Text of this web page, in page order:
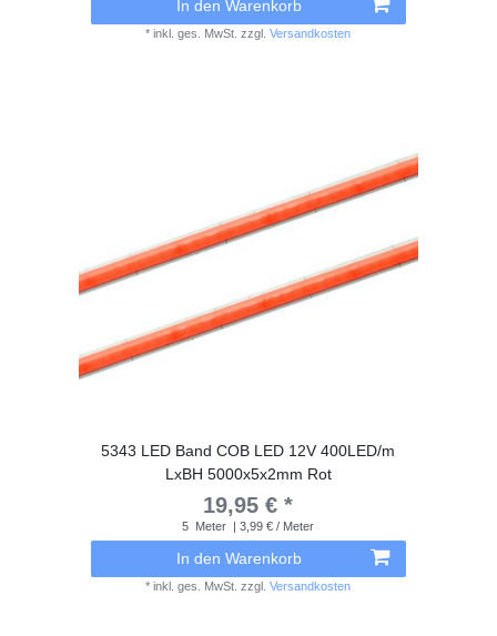
In den Warenkorb
*inkl. ges. MwSt. zzgl.Versandkosten
5343 LED Band COB LED 12V 400LED/m
LxBH 5000x5x2mm Rot
19,95 € *
5 Meter | 3,99 € / Meter
In den Warenkorb
*inkl. ges. MwSt. zzgl.Versandkosten